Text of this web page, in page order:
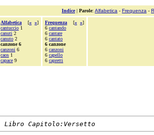
Indice| Parole: Alfabetica - Frequenza -
Alfabetica [« »]
cantuccio 1
canuti 2
canuto 2
canzone 6
canzoni 6
caos 1
capace 9
Frequenza [« »]
6 cantando
6 cantare
6 cantato
6 canzone
6 canzoni
6 capello
6 capretti
Libro Capitolo:Versetto